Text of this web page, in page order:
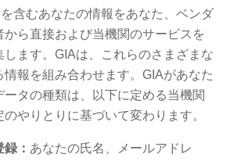
含むあなたの情報をあなた、ベンダ
ら直接および当機関のサービスを
ます。GIAは、これらのさまざまな
報を組み合わせます。GIAがあなた
タの種類は、以下に定める当機関
やりとりに基づいて変わります。
： あなたの氏名、メールアドレ